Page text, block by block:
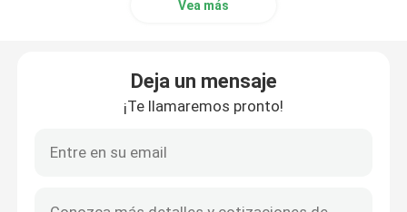
Vea más
Deja un mensaje
¡Te llamaremos pronto!